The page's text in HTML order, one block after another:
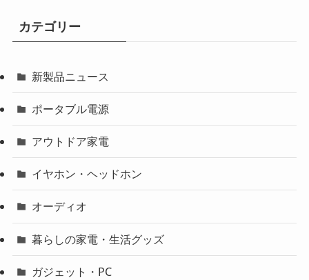
カテゴリー
新製品ニュース
ポータブル電源
アウトドア家電
イヤホン・ヘッドホン
オーディオ
暮らしの家電・生活グッズ
ガジェット・PC